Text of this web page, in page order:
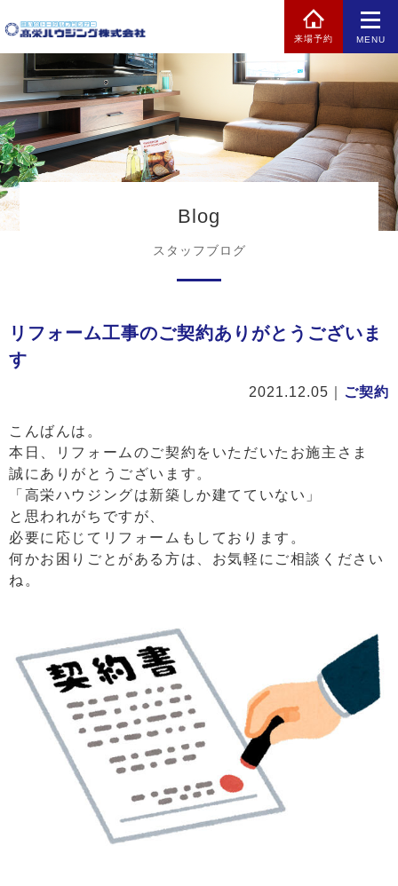
来場予約 MENU
Blog
スタッフブログ
リフォーム工事のご契約ありがとうございま
す
2021.12.05 ご契約
こんばんは。
本日、リフォームのご契約をいただいたお施主さま
誠にありがとうございます。
「高栄ハウジングは新築しか建てていない」
と思われがちですが、
必要に応じてリフォームもしております。
何かお困りごとがある方は、お気軽にご相談ください
ね。